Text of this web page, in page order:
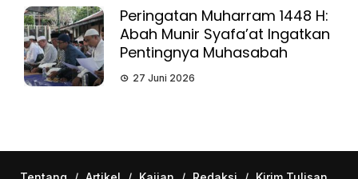
Peringatan Muharram 1448 H:
Abah Munir Syafa’at Ingatkan
Pentingnya Muhasabah
27 Juni 2026